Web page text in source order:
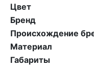
Цвет
Бренд
Происхождение
Материал
Габариты